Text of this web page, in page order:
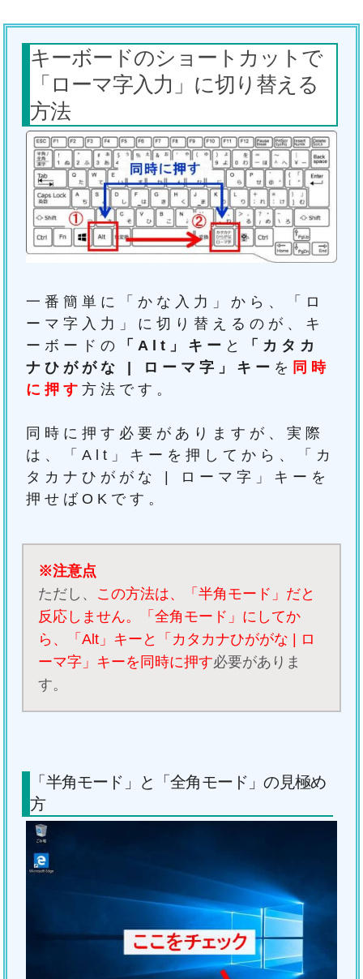
キーボードのショートカットで
「ローマ字入力」に切り替える
方法
一番簡単に「かな入力」から、「ロ
ーマ字入力」に切り替えるのが、キ
ーボードの
「Alt」キー と
「カタカ
ナひががな | ローマ字」キー を 同時
に押す方法です。
同時に押す必要がありますが、実際
は、「Alt」キーを押してから、「カ
タカナひががな | ローマ字」キーを
押せばOKです。
※注意点
ただし、 この方法は、「半角モード」だと
反応しません。「全角モード」にしてか
ら、「Alt」キーと「カタカナひががな | ロ
ーマ字」キーを同時に押す必要がありま
す。
「半角モード」と「全角モード」の見極め
方